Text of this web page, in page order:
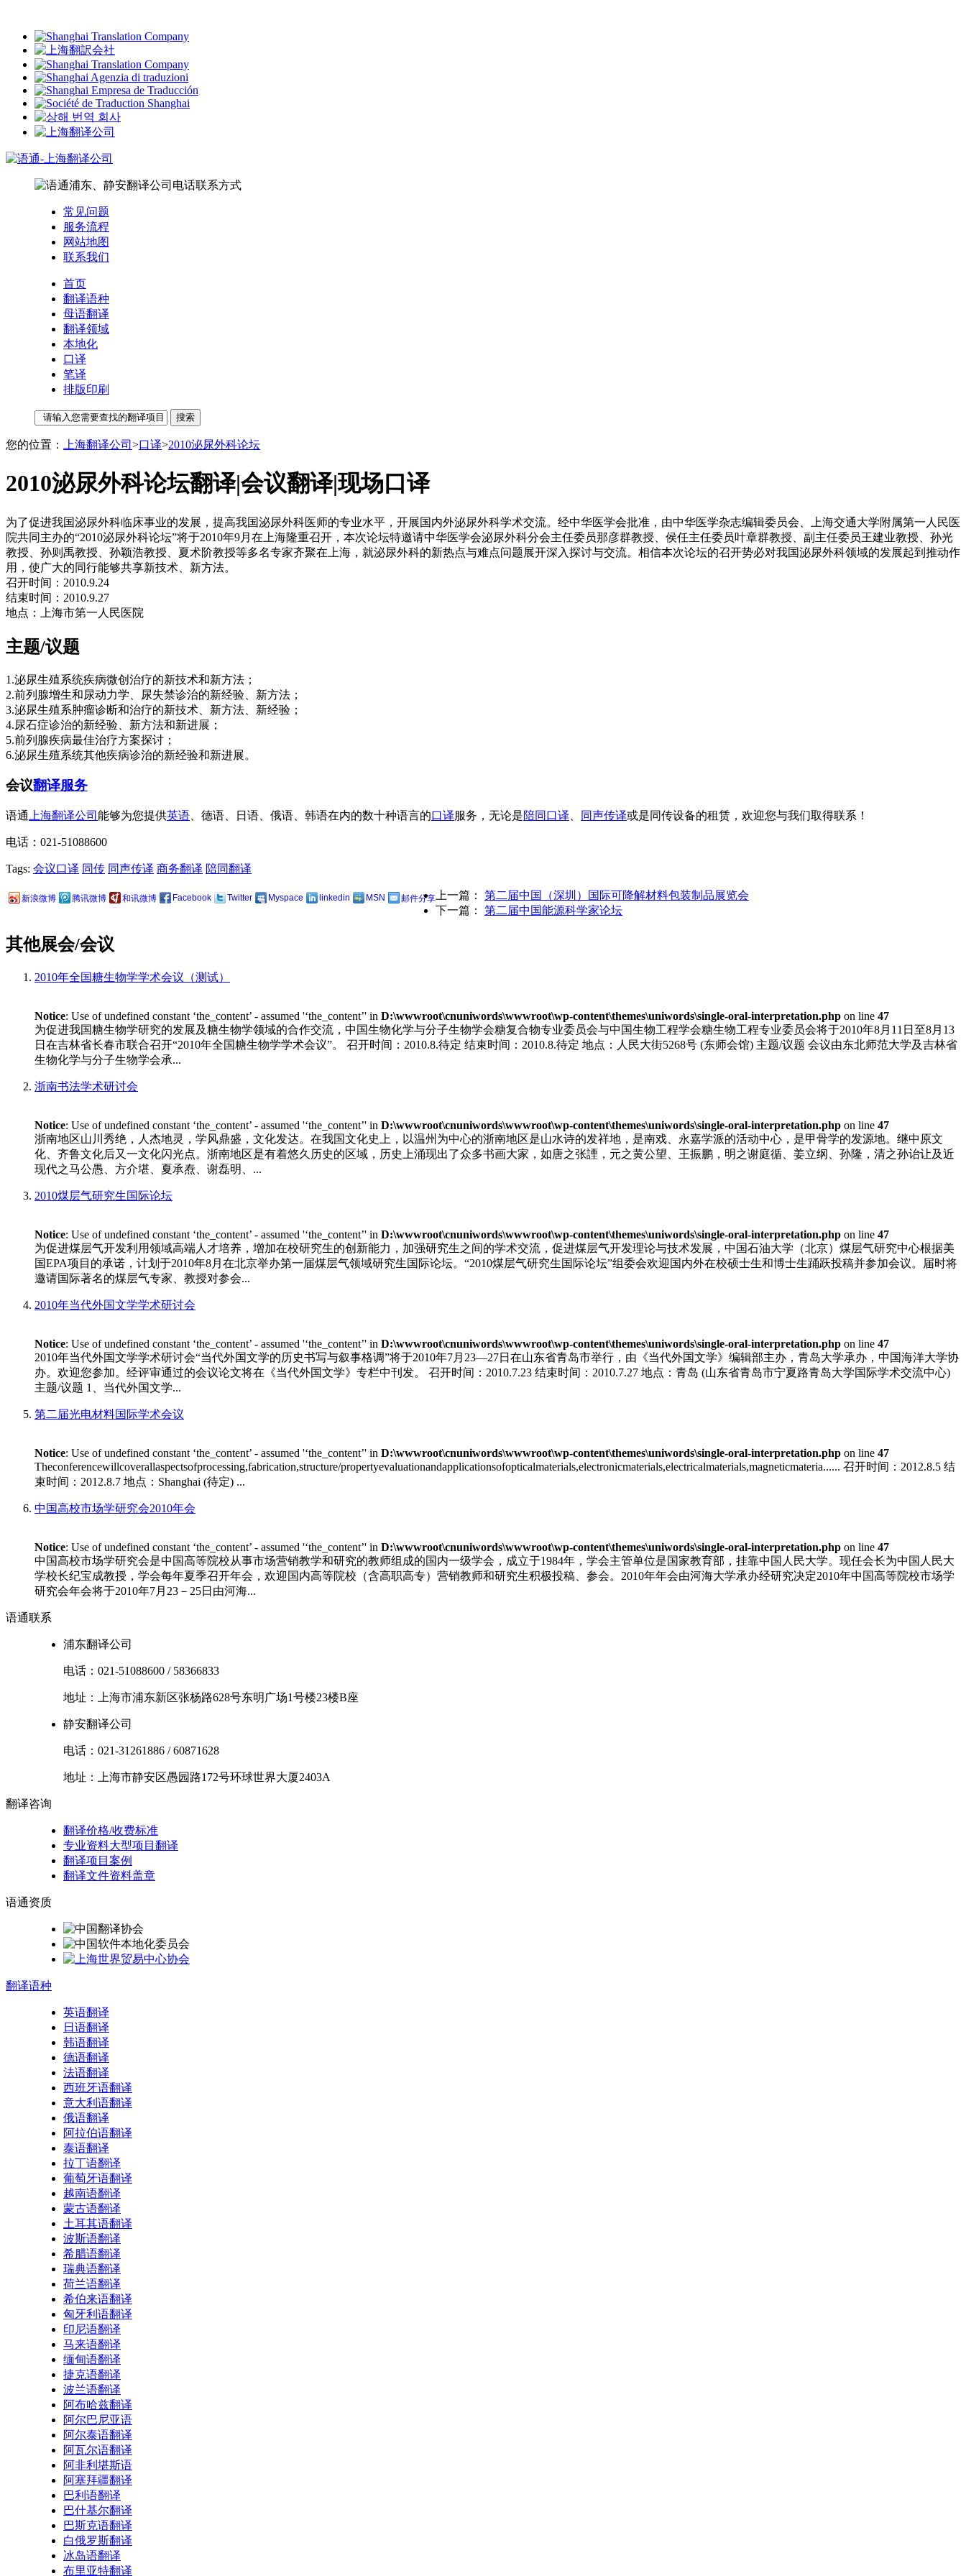
常见问题
服务流程
网站地图
联系我们
首页
翻译语种
母语翻译
翻译领域
本地化
口译
笔译
排版印刷
您的位置： 上海翻译公司 >口译>2010泌尿外科论坛
2010泌尿外科论坛翻译|会议翻译|现场口译
为了促进我国泌尿外科临床事业的发展，提高我国泌尿外科医师的专业水平，开展国内外泌尿外科学术交流。经中华医学会批准，由中华医学杂志编辑委员会、上海交通大学附属第一人民医
院共同主办的“2010泌尿外科论坛”将于2010年9月在上海隆重召开，本次论坛特邀请中华医学会泌尿外科分会主任委员那彦群教授、侯任主任委员叶章群教授、副主任委员王建业教授、孙光
教授、孙则禹教授、孙颖浩教授、夏术阶教授等多名专家齐聚在上海，就泌尿外科的新热点与难点问题展开深入探讨与交流。相信本次论坛的召开势必对我国泌尿外科领域的发展起到推动作
用，使广大的同行能够共享新技术、新方法。
召开时间：2010.9.24
结束时间：2010.9.27
地点：上海市第一人民医院
主题/议题
1.泌尿生殖系统疾病微创治疗的新技术和新方法；
2.前列腺增生和尿动力学、尿失禁诊治的新经验、新方法；
3.泌尿生殖系肿瘤诊断和治疗的新技术、新方法、新经验；
4.尿石症诊治的新经验、新方法和新进展；
5.前列腺疾病最佳治疗方案探讨；
6.泌尿生殖系统其他疾病诊治的新经验和新进展。
会议翻译服务
语通 上海翻译公司 能够为您提供英语 、德语、日语、俄语、韩语在内的数十种语言的口译服务，无论是陪同口译 同声传译或是同传设备的租赁，欢迎您与我们取得联系！
电话：021-51088600
Tags: 会议口译 同传 同声传译 商务翻译 陪同翻译
新浪微博 腾讯微博 和讯微博 Facebook Twitter Myspace linkedin MSN 邮件分享 上一篇： 第二届中国（深圳）国际可降解材料包装制品展览会
下一篇： 第二届中国能源科学家论坛
其他展会/会议
2010年全国糖生物学学术会议（测试）
Notice: Use of undefined constant ‘the_content’ - assumed '‘the_content’' in D:\wwwroot\cnuniwords\wwwroot\wp-content\themes\uniwords\single-oral-interpretation.php on line 47
为促进我国糖生物学研究的发展及糖生物学领域的合作交流，中国生物化学与分子生物学会糖复合物专业委员会与中国生物工程学会糖生物工程专业委员会将于2010年8月11日至8月13
日在吉林省长春市联合召开“2010年全国糖生物学学术会议”。 召开时间：2010.8.待定 结束时间：2010.8.待定 地点：人民大街5268号 (东师会馆) 主题/议题 会议由东北师范大学及吉林省
生物化学与分子生物学会承...
浙南书法学术研讨会
Notice: Use of undefined constant ‘the_content’ - assumed '‘the_content’' in D:\wwwroot\cnuniwords\wwwroot\wp-content\themes\uniwords\single-oral-interpretation.php on line 47
浙南地区山川秀绝，人杰地灵，学风鼎盛，文化发达。在我国文化史上，以温州为中心的浙南地区是山水诗的发祥地，是南戏、永嘉学派的活动中心，是甲骨学的发源地。继中原文
化、齐鲁文化后又一文化闪光点。浙南地区是有着悠久历史的区域，历史上涌现出了众多书画大家，如唐之张諲，元之黄公望、王振鹏，明之谢庭循、姜立纲、孙隆，清之孙诒让及近
现代之马公愚、方介堪、夏承焘、谢磊明、...
2010煤层气研究生国际论坛
Notice: Use of undefined constant ‘the_content’ - assumed '‘the_content’' in D:\wwwroot\cnuniwords\wwwroot\wp-content\themes\uniwords\single-oral-interpretation.php on line 47
为促进煤层气开发利用领域高端人才培养，增加在校研究生的创新能力，加强研究生之间的学术交流，促进煤层气开发理论与技术发展，中国石油大学（北京）煤层气研究中心根据美
国EPA项目的承诺，计划于2010年8月在北京举办第一届煤层气领域研究生国际论坛。“2010煤层气研究生国际论坛”组委会欢迎国内外在校硕士生和博士生踊跃投稿并参加会议。届时将
邀请国际著名的煤层气专家、教授对参会...
2010年当代外国文学学术研讨会
Notice: Use of undefined constant ‘the_content’ - assumed '‘the_content’' in D:\wwwroot\cnuniwords\wwwroot\wp-content\themes\uniwords\single-oral-interpretation.php on line 47
2010年当代外国文学学术研讨会“当代外国文学的历史书写与叙事格调”将于2010年7月23—27日在山东省青岛市举行，由《当代外国文学》编辑部主办，青岛大学承办，中国海洋大学协
办。欢迎您参加。经评审通过的会议论文将在《当代外国文学》专栏中刊发。 召开时间：2010.7.23 结束时间：2010.7.27 地点：青岛 (山东省青岛市宁夏路青岛大学国际学术交流中心)
主题/议题 1、当代外国文学...
第二届光电材料国际学术会议
Notice: Use of undefined constant ‘the_content’ - assumed '‘the_content’' in D:\wwwroot\cnuniwords\wwwroot\wp-content\themes\uniwords\single-oral-interpretation.php on line 47
Theconferencewillcoverallaspectsofprocessing,fabrication,structure/propertyevaluationandapplicationsofopticalmaterials,electronicmaterials,electricalmaterials,magneticmateria...... 召开时间：2012.8.5 结
束时间：2012.8.7 地点：Shanghai (待定) ...
中国高校市场学研究会2010年会
Notice: Use of undefined constant ‘the_content’ - assumed '‘the_content’' in D:\wwwroot\cnuniwords\wwwroot\wp-content\themes\uniwords\single-oral-interpretation.php on line 47
中国高校市场学研究会是中国高等院校从事市场营销教学和研究的教师组成的国内一级学会，成立于1984年，学会主管单位是国家教育部，挂靠中国人民大学。现任会长为中国人民大
学校长纪宝成教授，学会每年夏季召开年会，欢迎国内高等院校（含高职高专）营销教师和研究生积极投稿、参会。2010年年会由河海大学承办经研究决定2010年中国高等院校市场学
研究会年会将于2010年7月23－25日由河海...
语通联系
浦东翻译公司
电话： 021-51088600 / 58366833
地址： 上海市浦东新区张杨路628号东明广场1号楼23楼B座
静安翻译公司
电话： 021-31261886 /60871628
地址： 上海市静安区愚园路172号环球世界大厦2403A
翻译咨询
翻译价格/收费标准
专业资料大型项目翻译
翻译项目案例
翻译文件资料盖章
语通资质
翻译语种
英语翻译
日语翻译
韩语翻译
德语翻译
法语翻译
西班牙语翻译
意大利语翻译
俄语翻译
阿拉伯语翻译
泰语翻译
拉丁语翻译
葡萄牙语翻译
越南语翻译
蒙古语翻译
土耳其语翻译
波斯语翻译
希腊语翻译
瑞典语翻译
荷兰语翻译
希伯来语翻译
匈牙利语翻译
印尼语翻译
马来语翻译
缅甸语翻译
捷克语翻译
波兰语翻译
阿布哈兹翻译
阿尔巴尼亚语
阿尔泰语翻译
阿瓦尔语翻译
阿非利堪斯语
阿塞拜疆翻译
巴利语翻译
巴什基尔翻译
巴斯克语翻译
白俄罗斯翻译
冰岛语翻译
布里亚特翻译